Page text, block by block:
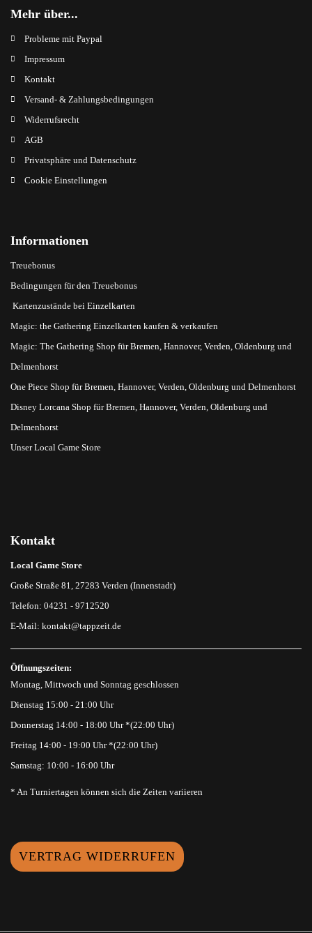
Mehr über...
Probleme mit Paypal
Impressum
Kontakt
Versand- & Zahlungsbedingungen
Widerrufsrecht
AGB
Privatsphäre und Datenschutz
Cookie Einstellungen
Informationen
Treuebonus
Bedingungen für den Treuebonus
Kartenzustände bei Einzelkarten
Magic: the Gathering Einzelkarten kaufen & verkaufen
Magic: The Gathering Shop für Bremen, Hannover, Verden, Oldenburg und
Delmenhorst
One Piece Shop für Bremen, Hannover, Verden, Oldenburg und Delmenhorst
Disney Lorcana Shop für Bremen, Hannover, Verden, Oldenburg und
Delmenhorst
Unser Local Game Store
Kontakt
Local Game Store
Große Straße 81, 27283 Verden (Innenstadt)
Telefon: 04231 - 9712520
E-Mail: kontakt@tappzeit.de
Öffnungszeiten:
Montag, Mittwoch und Sonntag geschlossen
Dienstag 15:00 - 21:00 Uhr
Donnerstag 14:00 - 18:00 Uhr *(22:00 Uhr)
Freitag 14:00 - 19:00 Uhr *(22:00 Uhr)
Samstag: 10:00 - 16:00 Uhr
* An Turniertagen können sich die Zeiten variieren
VERTRAG WIDERRUFEN